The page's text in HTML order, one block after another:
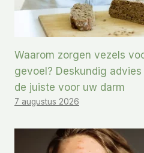
Waarom zorgen vezels
gevoel? Deskundig
de juiste voor uw darm
7 augustus 2026